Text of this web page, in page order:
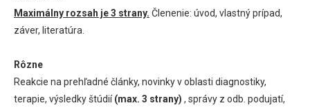
Maximálny rozsah je 3 strany. Členenie: úvod, vlastný prípad,
záver, literatúra.
Rôzne
Reakcie na prehľadné články, novinky v oblasti diagnostiky,
terapie, výsledky štúdií(max. 3 strany) , správy z odb. podujatí,